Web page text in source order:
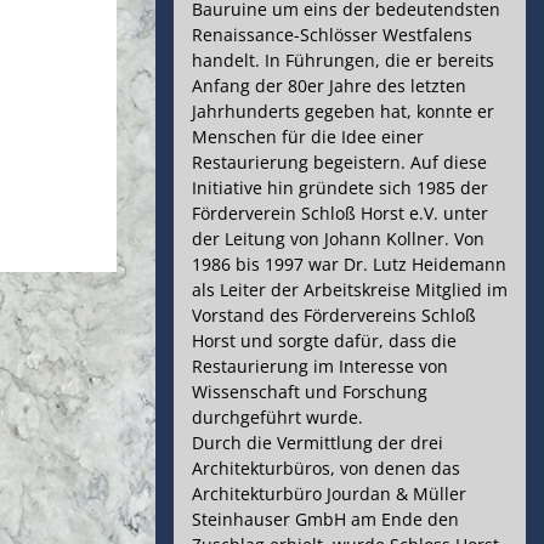
Bauruine um eins der bedeutendsten
Renaissance-Schlösser Westfalens
handelt. In Führungen, die er bereits
Anfang der 80er Jahre des letzten
Jahrhunderts gegeben hat, konnte er
Menschen für die Idee einer
Restaurierung begeistern. Auf diese
Initiative hin gründete sich 1985 der
Förderverein Schloß Horst e.V. unter
der Leitung von Johann Kollner. Von
1986 bis 1997 war Dr. Lutz Heidemann
als Leiter der Arbeitskreise Mitglied im
Vorstand des Fördervereins Schloß
Horst und sorgte dafür, dass die
Restaurierung im Interesse von
Wissenschaft und Forschung
durchgeführt wurde.
Durch die Vermittlung der drei
Architekturbüros, von denen das
Architekturbüro Jourdan & Müller
Steinhauser GmbH am Ende den